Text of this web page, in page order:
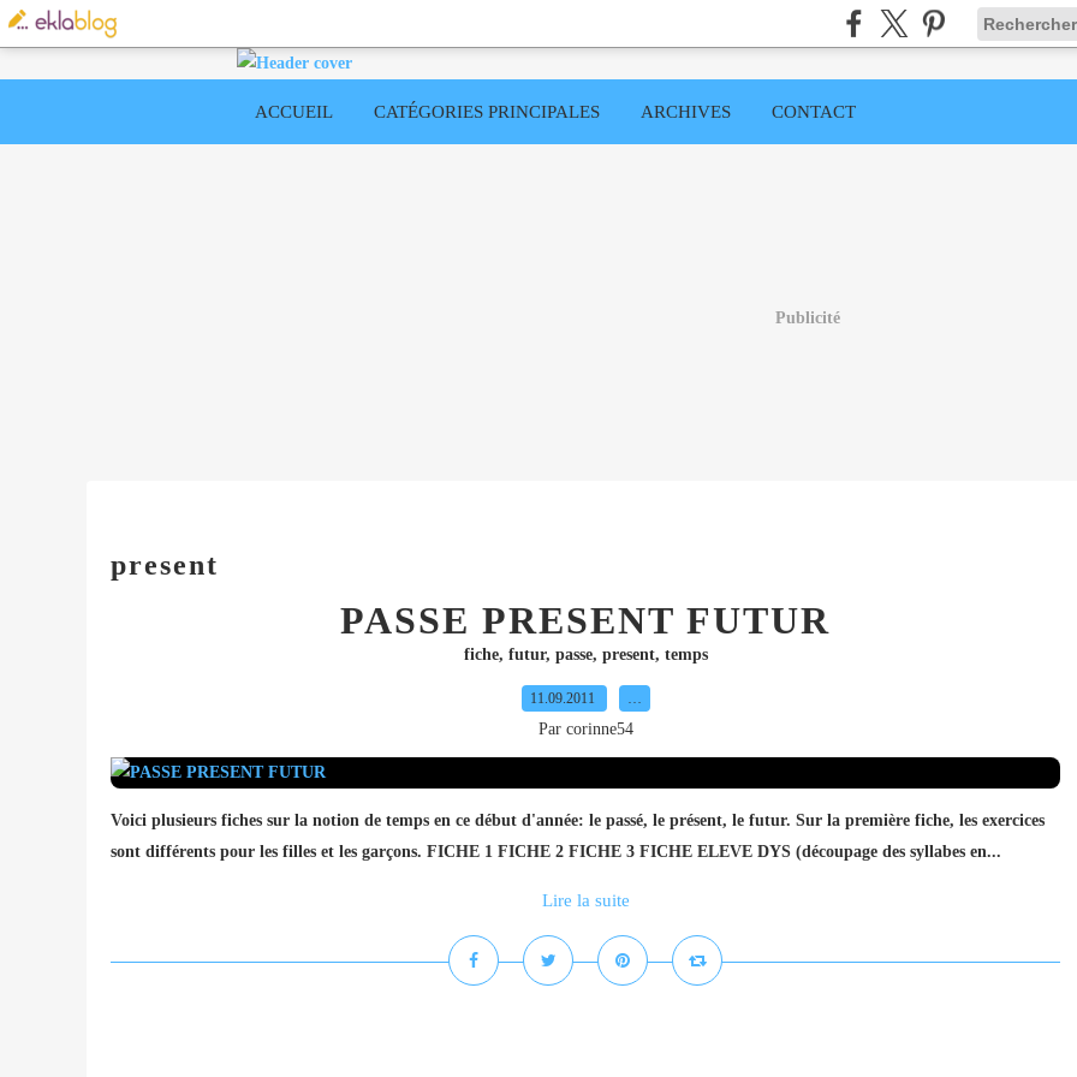
ACCUEIL CATÉGORIES PRINCIPALES ARCHIVES CONTACT
Publicité
present
PASSE PRESENT FUTUR
fiche, futur, passe, present, temps
11.09.2011 …
Par corinne54
Voici plusieurs fiches sur la notion de temps en ce début d'année: le passé, le présent, le futur. Sur la première fiche, les exercices
sont différents pour les filles et les garçons. FICHE 1 FICHE 2 FICHE 3 FICHE ELEVE DYS (découpage des syllabes en...
Lire la suite